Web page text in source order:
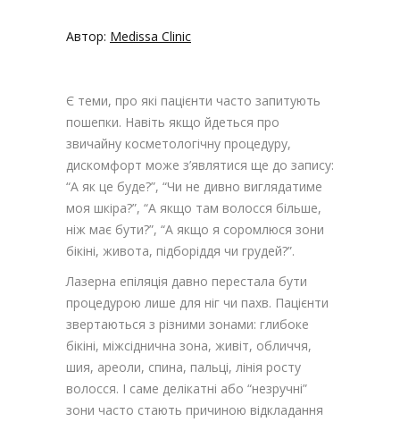
Автор: Medissa Clinic
Є теми, про які пацієнти часто запитують
пошепки. Навіть якщо йдеться про
звичайну косметологічну процедуру,
дискомфорт може з’являтися ще до запису:
“А як це буде?”, “Чи не дивно виглядатиме
моя шкіра?”, “А якщо там волосся більше,
ніж має бути?”, “А якщо я соромлюся зони
бікіні, живота, підборіддя чи грудей?”.
Лазерна епіляція давно перестала бути
процедурою лише для ніг чи пахв. Пацієнти
звертаються з різними зонами: глибоке
бікіні, міжсіднична зона, живіт, обличчя,
шия, ареоли, спина, пальці, лінія росту
волосся. І саме делікатні або “незручні”
зони часто стають причиною відкладання